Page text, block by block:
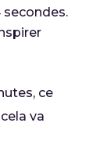
secondes.
ce
va